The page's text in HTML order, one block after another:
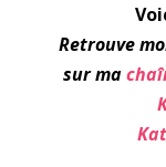
Retrouve
sur ma